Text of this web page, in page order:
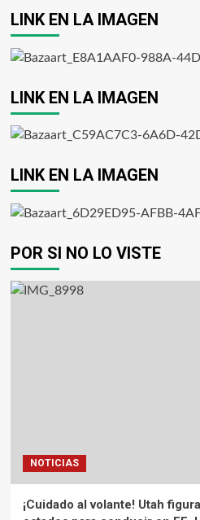
LINK EN LA IMAGEN
LINK EN LA IMAGEN
LINK EN LA IMAGEN
POR SI NO LO VISTE
NOTICIAS
¡Cuidado al volante! Utah